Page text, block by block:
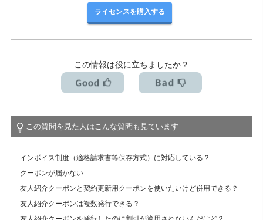
ライセンスを購入する
この情報は役に立ちましたか？
この質問を見た人はこんな質問も見ています
インボイス制度（適格請求書等保存方式）に対応している？
クーポンが届かない
友人紹介クーポンと契約更新用クーポンを使いたいけど併用できる？
友人紹介クーポンは複数発行できる？